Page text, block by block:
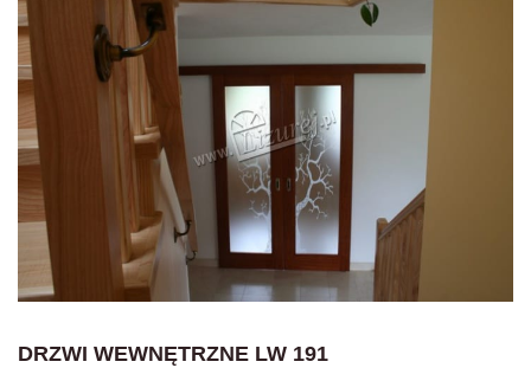
DRZWI WEWNĘTRZNE LW 191